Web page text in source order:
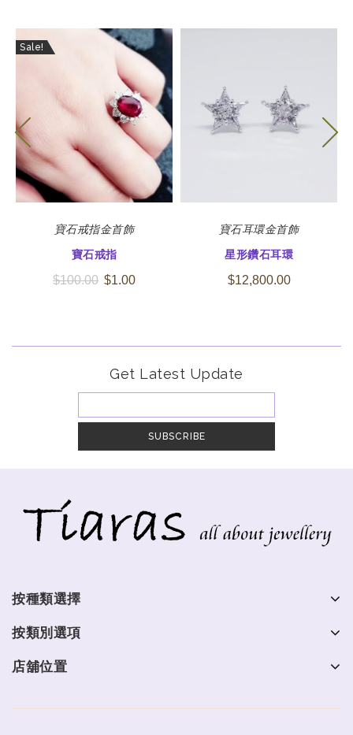
Sale!
寶石戒指金首飾
寶石戒指
$100.00 $1.00
寶石耳環金首飾
星形鑽石耳環
$12,800.00
Get Latest Update
按種類選擇
按類別選項
店舖位置